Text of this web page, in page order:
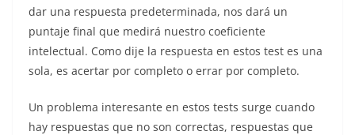
dar una respuesta predeterminada, nos dará un
puntaje final que medirá nuestro coeficiente
intelectual. Como dije la respuesta en estos test es una
sola, es acertar por completo o errar por completo.
Un problema interesante en estos tests surge cuando
hay respuestas que no son correctas, respuestas que